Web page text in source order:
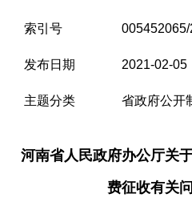
索引号
发布日期 2021-02-05
主题分类 省政府公开
河南省人民政府办公厅关
费征收有关